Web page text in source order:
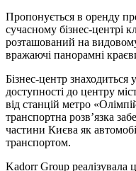
Пропонується в оренду
сучасному бізнес-
розташований на
вражаючі панорамні
Бізнес-центр знаходиться
доступності до центру
від станцій метро
транспортна розв’язка
частини Києва як
транспортом.
Kadorr Group реалізувала